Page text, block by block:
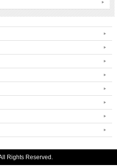
Rights Reserved.